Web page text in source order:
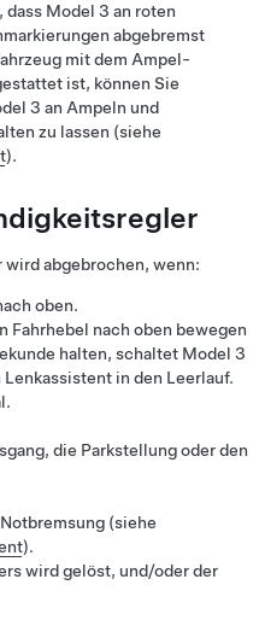
dass Model 3 an roten
abgebremst
mit dem Ampel-
ist, können Sie
3 an Ampeln und
zu lassen (siehe
).
wird abgebrochen, wenn:
oben.
Fahrhebel nach oben bewegen
halten, schaltet Model 3
Lenkassistent in den Leerlauf.
die Parkstellung oder den
(siehe
).
wird gelöst, und/oder der